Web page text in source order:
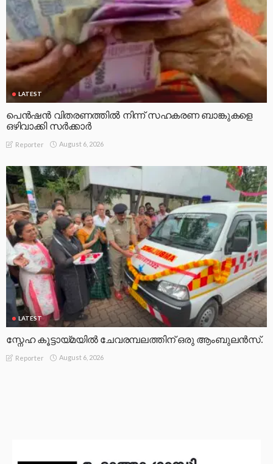
LATEST
പെൻഷൻ വിതരണത്തിൽ നിന്ന് സഹകരണ ബാങ്കുകളെ
ഒഴിവാക്കി സർക്കാർ
Reporter August 6, 2026
LATEST
സ്നേഹ കൂട്ടായ്മയിൽ ചേവരമ്പലത്തിന് ഒരു ആംബുലൻസ്.
Reporter August 6, 2026